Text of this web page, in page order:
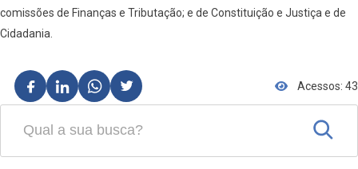
comissões de Finanças e Tributação; e de Constituição e Justiça e de
Cidadania.
Acessos: 43